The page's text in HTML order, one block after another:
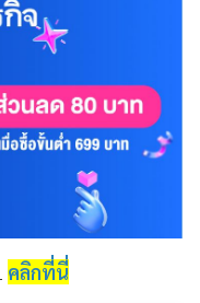
คลิกที่นี่